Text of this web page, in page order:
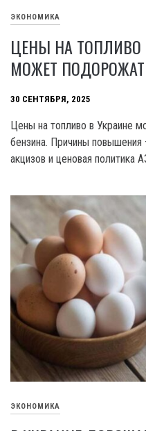
ЭКОНОМИКА
ЦЕНЫ НА ТОПЛИВО
МОЖЕТ
30 СЕНТЯБРЯ, 2025
Цены на топливо в Украине
бензина. Причины
акцизов и ценовая политика
ЭКОНОМИКА